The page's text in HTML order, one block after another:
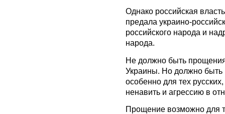
Однако российская
предала украино-
российского народа и
народа.
Не должно быть
Украины. Но должно быть
особенно для тех
ненавить и агрессию в
Прощение возможно для